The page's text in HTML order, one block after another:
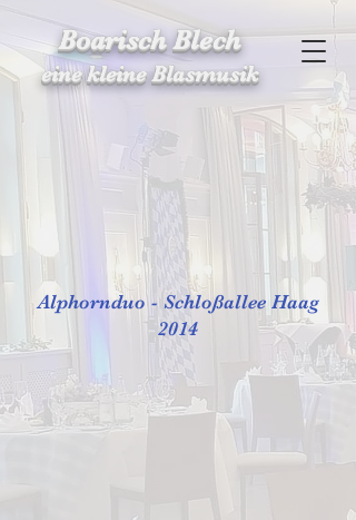
Boarisch Blech
eine kleine Blasmusik
Alphornduo - Schloßallee Haag
2014